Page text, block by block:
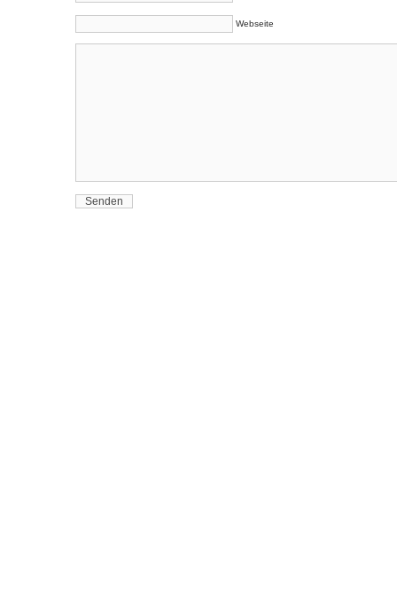
Webseite